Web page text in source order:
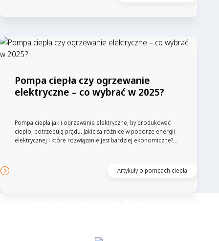
Pompa ciepła czy ogrzewanie
elektryczne – co wybrać w 2025?
Pompa ciepła jak i ogrzewanie elektryczne, by produkować
ciepło, potrzebują prądu. Jakie są różnice w poborze energii
elektrycznej i które rozwiązanie jest bardziej ekonomiczne?...
Artykuły o pompach ciepła